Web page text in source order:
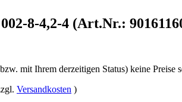
8-4,2-4 (Art.Nr.:
mit Ihrem derzeitigen Status) keine Preise
Versandkosten )